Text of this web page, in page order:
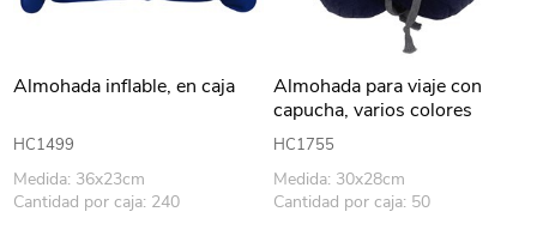
Almohada inflable, en caja
HC1499
Medida: 36x23cm
Cantidad por caja: 240
Almohada para viaje con
capucha, varios colores
HC1755
Medida: 30x28cm
Cantidad por caja: 50